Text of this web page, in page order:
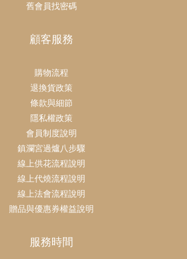
舊會員找密碼
顧客服務
購物流程
退換貨政策
條款與細節
隱私權政策
會員制度說明
鎮瀾宮過爐八步驟
線上供花流程說明
線上代燒流程說明
線上法會流程說明
贈品與優惠券權益說明
服務時間